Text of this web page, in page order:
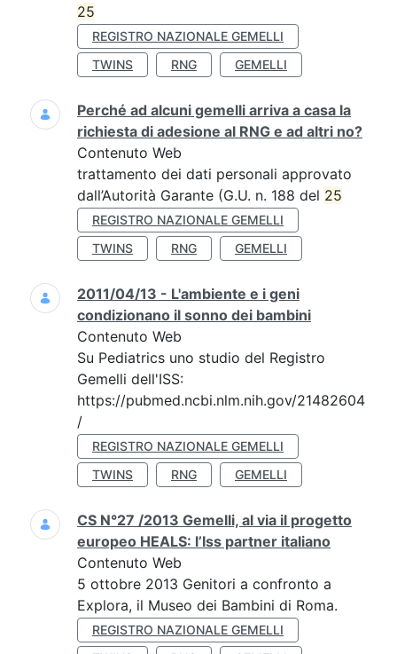
25
REGISTRO NAZIONALE GEMELLI
TWINS
RNG GEMELLI
Perché ad alcuni gemelli arriva a casa la
richiesta di adesione al RNG e ad altri no?
Contenuto Web
trattamento dei dati personali approvato
dall’Autorità Garante (G.U. n. 188 del 25
REGISTRO NAZIONALE GEMELLI
TWINS
RNG GEMELLI
2011/04/13 - L'ambiente e i geni
condizionano il sonno dei bambini
Contenuto Web
Su Pediatrics uno studio del Registro
Gemelli dell'ISS:
https://pubmed.ncbi.nlm.nih.gov/21482604
/
REGISTRO NAZIONALE GEMELLI
TWINS
RNG GEMELLI
CS N°27 /2013 Gemelli, al via il progetto
europeo HEALS: l’Iss partner italiano
Contenuto Web
5 ottobre 2013 Genitori a confronto a
Explora, il Museo dei Bambini di Roma.
REGISTRO NAZIONALE GEMELLI